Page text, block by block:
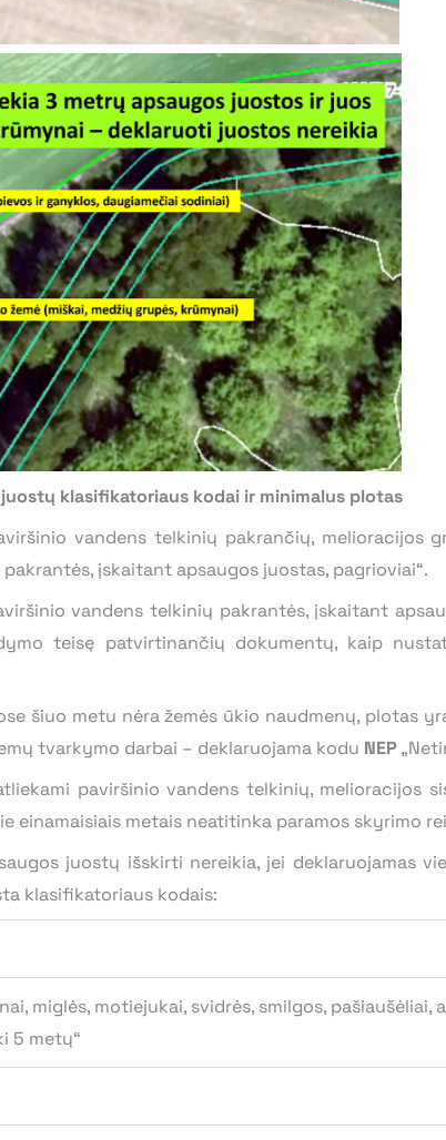
klasifikatoriaus kodai ir minimalus plotas
vandens telkinių pakrančių, melioracijos
įskaitant apsaugos juostas, pagrioviai“.
vandens telkinių pakrantės, įskaitant
teisę patvirtinančių dokumentų, kaip
šiuo metu nėra žemės ūkio naudmenų, plotas
tvarkymo darbai – deklaruojama kodu NEP
paviršinio vandens telkinių, melioracijos
einamaisiais metais neatitinka paramos skyrimo
juostų išskirti nereikia, jei deklaruojamas
klasifikatoriaus kodais:
miglės, motiejukai, svidrės, smilgos, pašiaušėliai,
5 metų“